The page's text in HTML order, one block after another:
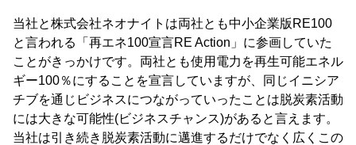
当社と株式会社ネオナイトは両社とも中小企業版RE100
と言われる「再エネ100宣言RE Action」に参画していた
ことがきっかけです。両社とも使用電力を再生可能エネル
ギー100％にすることを宣言していますが、同じイニシア
チブを通じビジネスにつながっていったことは脱炭素活動
には大きな可能性(ビジネスチャンス)があると言えます。
当社は引き続き脱炭素活動に邁進するだけでなく広くこの